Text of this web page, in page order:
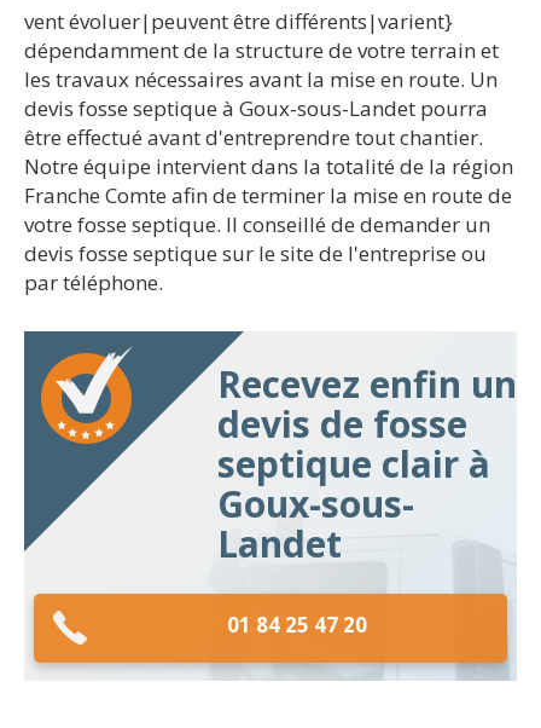
vent évoluer|peuvent être différents|varient}
dépendamment de la structure de votre terrain et
les travaux nécessaires avant la mise en route. Un
devis fosse septique à Goux-sous-Landet pourra
être effectué avant d'entreprendre tout chantier.
Notre équipe intervient dans la totalité de la région
Franche Comte afin de terminer la mise en route de
votre fosse septique. Il conseillé de demander un
devis fosse septique sur le site de l'entreprise ou
par téléphone.
Recevez enfin un
devis de fosse
septique clair à
Goux-sous-
Landet
01 84 25 47 20